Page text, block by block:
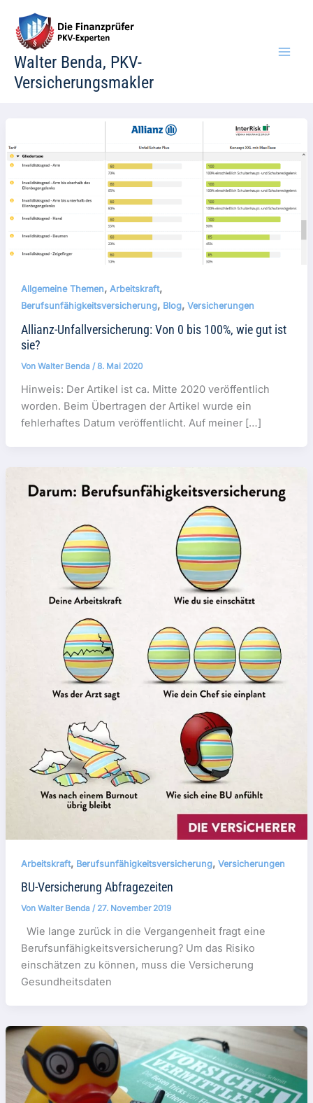
Inhalt
springen
Walter Benda, PKV-
Versicherungsmakler
Allgemeine Themen, Arbeitskraft,
Berufsunfähigkeitsversicherung, Blog, Versicherungen
Allianz-Unfallversicherung: Von 0 bis 100%, wie gut ist
sie?
Von Walter Benda /8. Mai 2020
Hinweis: Der Artikel ist ca. Mitte 2020 veröffentlich
worden. Beim Übertragen der Artikel wurde ein
fehlerhaftes Datum veröffentlicht. Auf meiner […]
Arbeitskraft, Berufsunfähigkeitsversicherung, Versicherungen
BU-Versicherung Abfragezeiten
Von Walter Benda / 27. November 2019
Wie lange zurück in die Vergangenheit fragt eine
Berufsunfähigkeitsversicherung? Um das Risiko
einschätzen zu können, muss die Versicherung
Gesundheitsdaten